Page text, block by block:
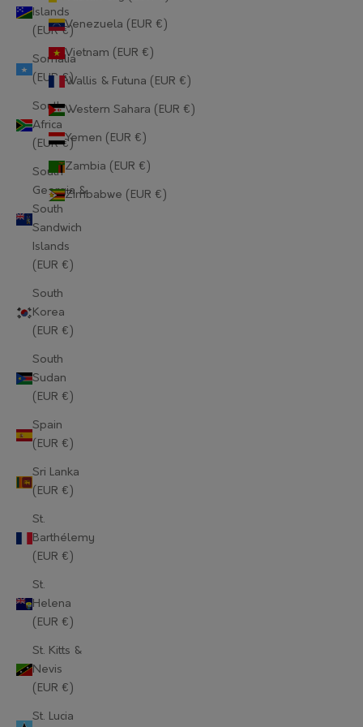
Islands
(EUR €)
Somalia
(EUR €)
South
Africa
(EUR €)
South
Georgia &
South
Sandwich
Islands
(EUR €)
South
Korea
(EUR €)
South
Sudan
(EUR €)
Spain
(EUR €)
Sri Lanka
(EUR €)
St.
Barthélemy
(EUR €)
St.
Helena
(EUR €)
St. Kitts &
Nevis
(EUR €)
St. Lucia
Venezuela (EUR €)
Vietnam (EUR €)
Wallis & Futuna (EUR €)
Western Sahara (EUR €)
Yemen (EUR €)
Zambia (EUR €)
Zimbabwe (EUR €)
Lithuania (EUR €)
Luxembourg (EUR €)
Macao SAR (EUR €)
Madagascar (EUR €)
Malawi (EUR €)
Malaysia (EUR €)
Maldives (EUR €)
Mali (EUR €)
Martinique (EUR €)
Mauritius (EUR €)
Moldova (EUR €)
Monaco (EUR €)
Montenegro (EUR €)
Morocco (EUR €)
Mozambique (EUR €)
Myanmar (Burma) (EUR €)
Namibia (EUR €)